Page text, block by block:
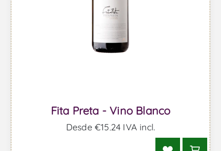
Fita Preta - Vino Blanco
Desde €15,24 IVA incl.